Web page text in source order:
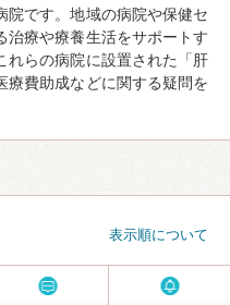
院です。地域の病院や保健セ
治療や療養生活をサポートす
れらの病院に設置された「肝
療費助成などに関する疑問を
表示順について